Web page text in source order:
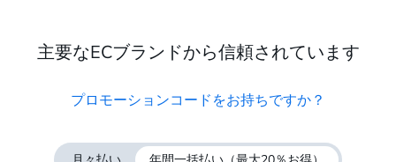
主要なECブランドから信頼されています
プロモーションコードをお持ちですか？